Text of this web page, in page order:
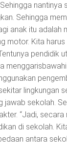
nantinya
Sehingga
anak itu adalah
motor. Kita
pendidik
lingkungan
jawab sekolah.
“Jadi,
di sekolah.
antara